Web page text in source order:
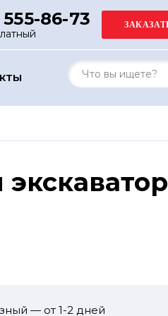
86-73
— от 1-2 дней